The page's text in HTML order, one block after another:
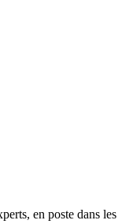
en poste dans les